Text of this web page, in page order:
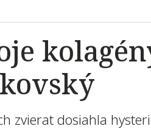
zvierat dosiahla